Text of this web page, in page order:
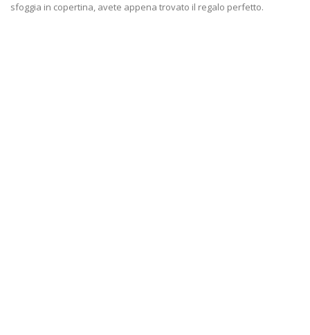
sfoggia in copertina, avete appena trovato il regalo perfetto.